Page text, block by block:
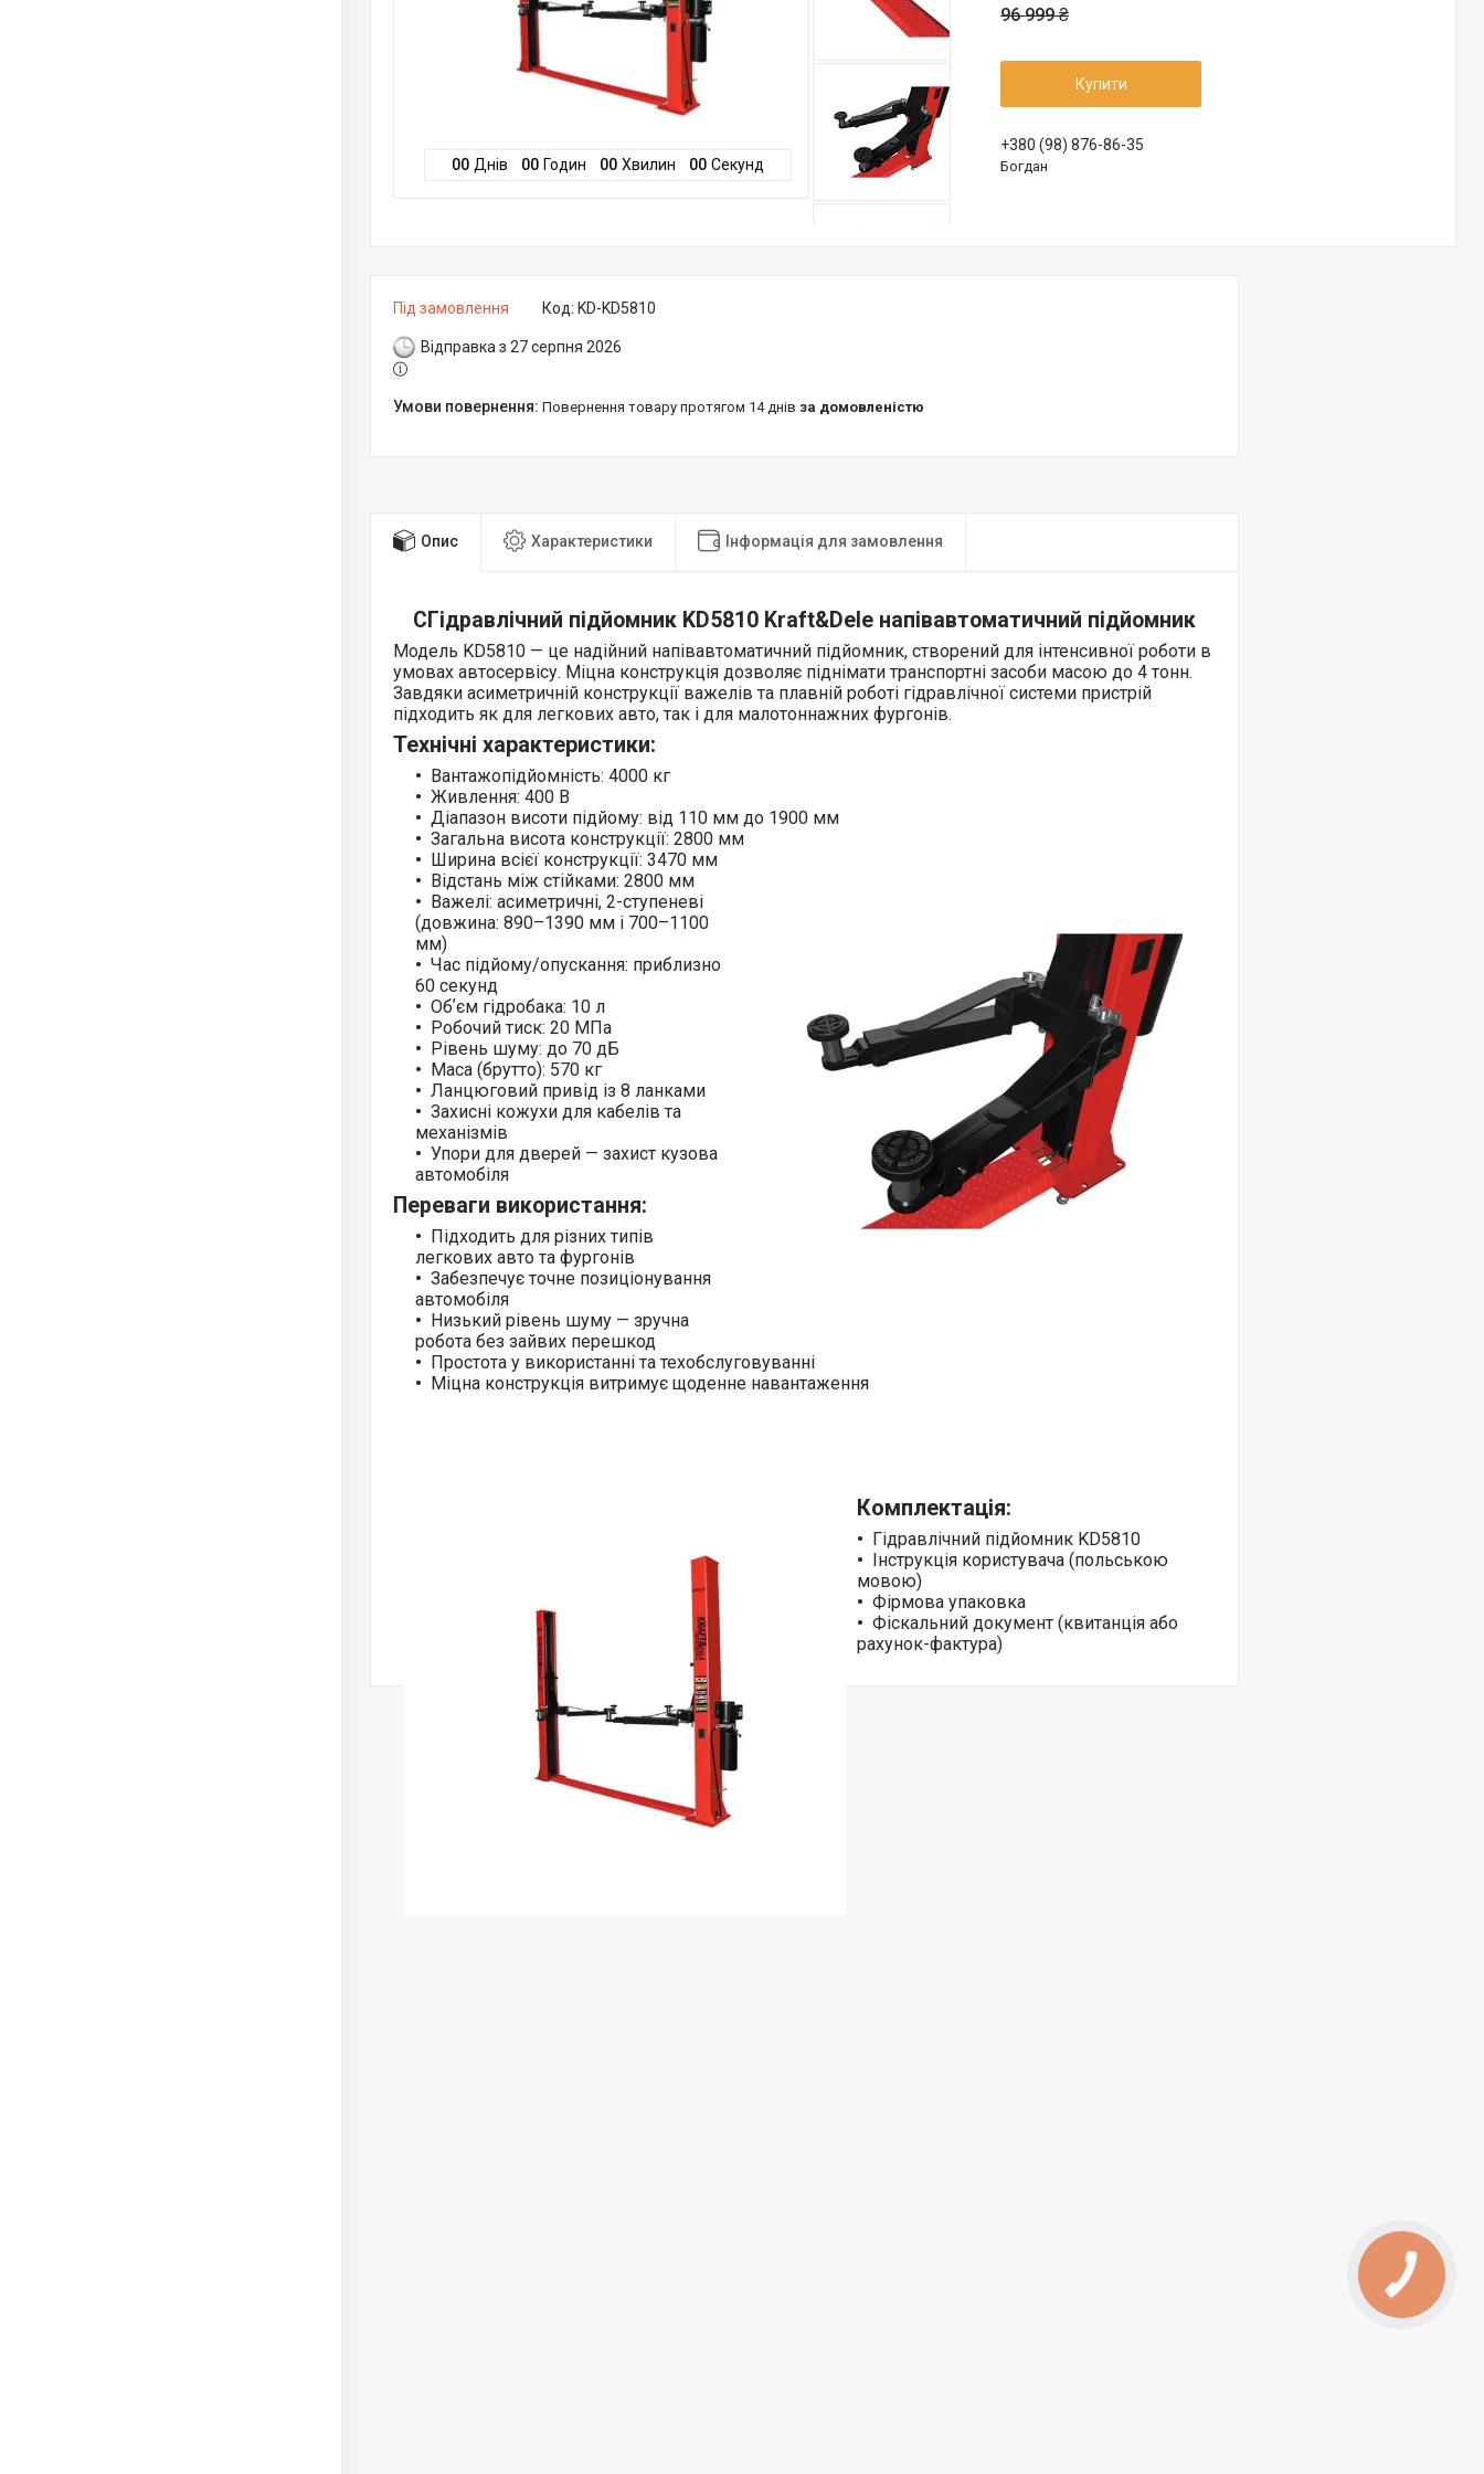
00 Днів 00 Годин 00 Хвилин 00 Секунд
96 999 ₴
Купити
+380 (98) 876-86-35
Богдан
Під замовлення Код: KD-KD5810
Відправка з 27 серпня 2026
повернення товару протягом 14 днів за домовленістю
Опис Характеристики Інформація для замовлення
СГідравлічний підйомник KD5810 Kraft&Dele напівавтоматичний підйомник
Модель KD5810 — це надійний напівавтоматичний підйомник, створений для інтенсивної роботи в
умовах автосервісу. Міцна конструкція дозволяє піднімати транспортні засоби масою до 4 тонн.
Завдяки асиметричній конструкції важелів та плавній роботі гідравлічної системи пристрій
підходить як для легкових авто, так і для малотоннажних фургонів.
Технічні характеристики:
Вантажопідйомність: 4000 кг
Живлення: 400 В
Діапазон висоти підйому: від 110 мм до 1900 мм
Загальна висота конструкції: 2800 мм
Ширина всієї конструкції: 3470 мм
Відстань між стійками: 2800 мм
Важелі: асиметричні, 2-ступеневі
(довжина: 890–1390 мм і 700–1100
мм)
Час підйому/опускання: приблизно
60 секунд
Обʼєм гідробака: 10 л
Робочий тиск: 20 МПа
Рівень шуму: до 70 дБ
Маса (брутто): 570 кг
Ланцюговий привід із 8 ланками
Захисні кожухи для кабелів та
механізмів
Упори для дверей — захист кузова
автомобіля
Переваги використання:
Підходить для різних типів
легкових авто та фургонів
Забезпечує точне позиціонування
автомобіля
Низький рівень шуму — зручна
робота без зайвих перешкод
Простота у використанні та техобслуговуванні
Міцна конструкція витримує щоденне навантаження
Комплектація:
Гідравлічний підйомник KD5810
Інструкція користувача (польською
мовою)
Фірмова упаковка
Фіскальний документ (квитанція або
рахунок-фактура)